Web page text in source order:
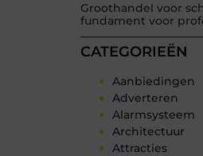
Groothandel voor
fundament voor
CATEGORIEËN
Aanbiedingen
Adverteren
Alarmsysteem
Architectuur
Attracties